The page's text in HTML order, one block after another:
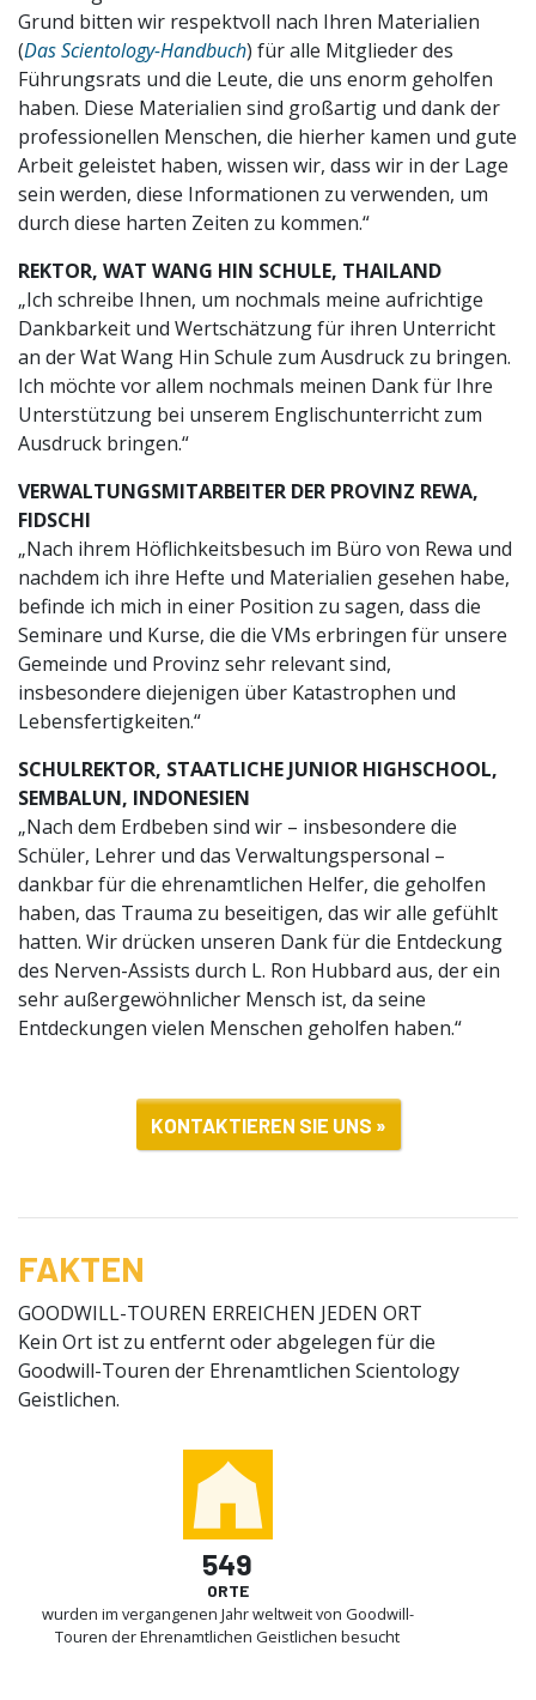
Grund bitten wir respektvoll nach Ihren Materialien
(Das Scientology-Handbuch) für alle Mitglieder des
Führungsrats und die Leute, die uns enorm geholfen
haben. Diese Materialien sind großartig und dank der
professionellen Menschen, die hierher kamen und gute
Arbeit geleistet haben, wissen wir, dass wir in der Lage
sein werden, diese Informationen zu verwenden, um
durch diese harten Zeiten zu kommen.“
REKTOR, WAT WANG HIN SCHULE, THAILAND
„Ich schreibe Ihnen, um nochmals meine aufrichtige
Dankbarkeit und Wertschätzung für ihren Unterricht
an der Wat Wang Hin Schule zum Ausdruck zu bringen.
Ich möchte vor allem nochmals meinen Dank für Ihre
Unterstützung bei unserem Englischunterricht zum
Ausdruck bringen.“
VERWALTUNGSMITARBEITER DER PROVINZ REWA,
FIDSCHI
„Nach ihrem Höflichkeitsbesuch im Büro von Rewa und
nachdem ich ihre Hefte und Materialien gesehen habe,
befinde ich mich in einer Position zu sagen, dass die
Seminare und Kurse, die die VMs erbringen für unsere
Gemeinde und Provinz sehr relevant sind,
insbesondere diejenigen über Katastrophen und
Lebensfertigkeiten.“
SCHULREKTOR, STAATLICHE JUNIOR HIGHSCHOOL,
SEMBALUN, INDONESIEN
„Nach dem Erdbeben sind wir – insbesondere die
Schüler, Lehrer und das Verwaltungspersonal –
dankbar für die ehrenamtlichen Helfer, die geholfen
haben, das Trauma zu beseitigen, das wir alle gefühlt
hatten. Wir drücken unseren Dank für die Entdeckung
des Nerven-Assists durch L. Ron Hubbard aus, der ein
sehr außergewöhnlicher Mensch ist, da seine
Entdeckungen vielen Menschen geholfen haben.“
KONTAKTIEREN SIE UNS »
FAKTEN
GOODWILL-TOUREN ERREICHEN JEDEN ORT
Kein Ort ist zu entfernt oder abgelegen für die
Goodwill-Touren der Ehrenamtlichen Scientology
Geistlichen.
549
ORTE
wurden im vergangenen Jahr weltweit von Goodwill-
Touren der Ehrenamtlichen Geistlichen besucht